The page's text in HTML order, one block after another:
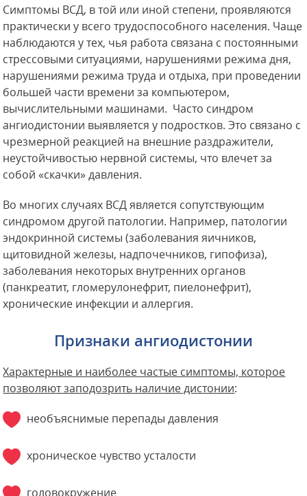
Симптомы ВСД, в той или иной степени, проявляются
практически у всего трудоспособного населения. Чаще
наблюдаются у тех, чья работа связана с постоянными
стрессовыми ситуациями, нарушениями режима дня,
нарушениями режима труда и отдыха, при проведении
большей части времени за компьютером,
вычислительными машинами. Часто синдром
ангиодистонии выявляется у подростков. Это связано с
чрезмерной реакцией на внешние раздражители,
неустойчивостью нервной системы, что влечет за
собой «скачки» давления.
Во многих случаях ВСД является сопутствующим
синдромом другой патологии. Например, патологии
эндокринной системы (заболевания яичников,
щитовидной железы, надпочечников, гипофиза),
заболевания некоторых внутренних органов
(панкреатит, гломерулонефрит, пиелонефрит),
хронические инфекции и аллергия.
Признаки ангиодистонии
Характерные и наиболее частые симптомы, которое
позволяют заподозрить наличие дистонии:
необъяснимые перепады давления
хроническое чувство усталости
головокружение